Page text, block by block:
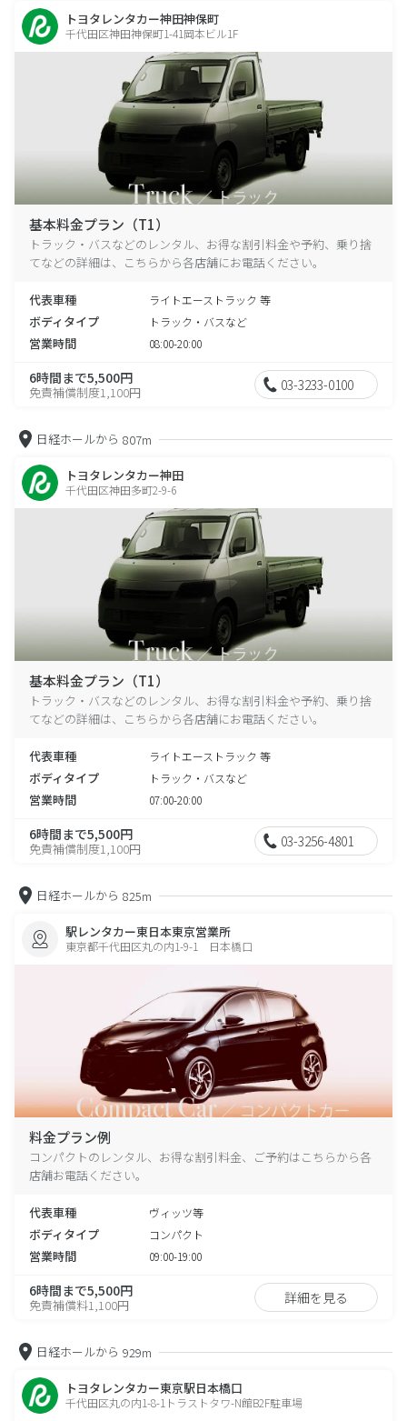
トヨタレンタカー神田神保町
千代田区神田神保町1-41岡本ビル1F
基本料金プラン（T1）
トラック・バスなどのレンタル、お得な割引料金や予約、乗り捨
てなどの詳細は、こちらから各店舗にお電話ください。
代表車種 ライトエーストラック 等
ボディタイプ トラック・バスなど
営業時間 08:00-20:00
6時間まで5,500円
免責補償制度1,100円 03-3233-0100
日経ホールから 807m
トヨタレンタカー神田
千代田区神田多町2-9-6
基本料金プラン（T1）
トラック・バスなどのレンタル、お得な割引料金や予約、乗り捨
てなどの詳細は、こちらから各店舗にお電話ください。
代表車種 ライトエーストラック 等
ボディタイプ トラック・バスなど
営業時間 07:00-20:00
6時間まで5,500円
免責補償制度1,100円 03-3256-4801
日経ホールから 825m
駅レンタカー東日本東京営業所
東京都千代田区丸の内1-9-1 日本橋口
料金プラン例
コンパクトのレンタル、お得な割引料金、ご予約はこちらから各
店舗お電話ください。
代表車種 ヴィッツ等
ボディタイプ コンパクト
営業時間 09:00-19:00
6時間まで5,500円
免責補償料1,100円 詳細を見る
日経ホールから 929m
トヨタレンタカー東京駅日本橋口
千代田区丸の内1-8-1トラストタワ-N館B2F駐車場